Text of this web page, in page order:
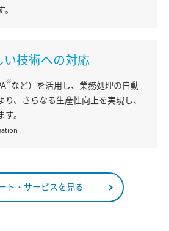
技術への対応
※など）を活用し、業務処理の自動
り、さらなる生産性向上を実現し、
。
ト・サービスを見る